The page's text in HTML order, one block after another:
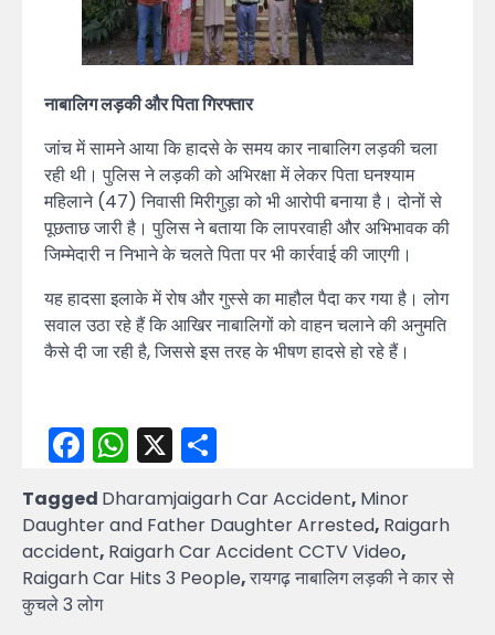
नाबालिग लड़की और पिता गिरफ्तार
जांच में सामने आया कि हादसे के समय कार नाबालिग लड़की चला
रही थी। पुलिस ने लड़की को अभिरक्षा में लेकर पिता घनश्याम
महिलाने (47) निवासी मिरीगुड़ा को भी आरोपी बनाया है। दोनों से
पूछताछ जारी है। पुलिस ने बताया कि लापरवाही और अभिभावक की
जिम्मेदारी न निभाने के चलते पिता पर भी कार्रवाई की जाएगी।
यह हादसा इलाके में रोष और गुस्से का माहौल पैदा कर गया है। लोग
सवाल उठा रहे हैं कि आखिर नाबालिगों को वाहन चलाने की अनुमति
कैसे दी जा रही है, जिससे इस तरह के भीषण हादसे हो रहे हैं।
Facebook
WhatsApp
X
Tagged Dharamjaigarh Car Accident, Minor
Daughter and Father Daughter Arrested, Raigarh
accident, Raigarh Car Accident CCTV Video,
Raigarh Car Hits 3 People,रायगढ़ नाबालिग लड़की ने कार से
कुचले 3 लोग